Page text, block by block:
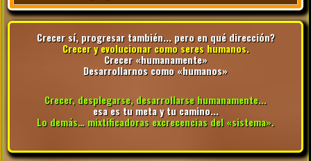
Crecer sí, progresar también... pero en qué dirección?
Crecer y evolucionar como seres humanos.
Crecer «humanamente»
Desarrollarnos como «humanos»
Crecer, desplegarse, desarrollarse humanamente...
esa es tu meta y tu camino...
Lo demás… mixtificadoras excrecencias del «sistema».